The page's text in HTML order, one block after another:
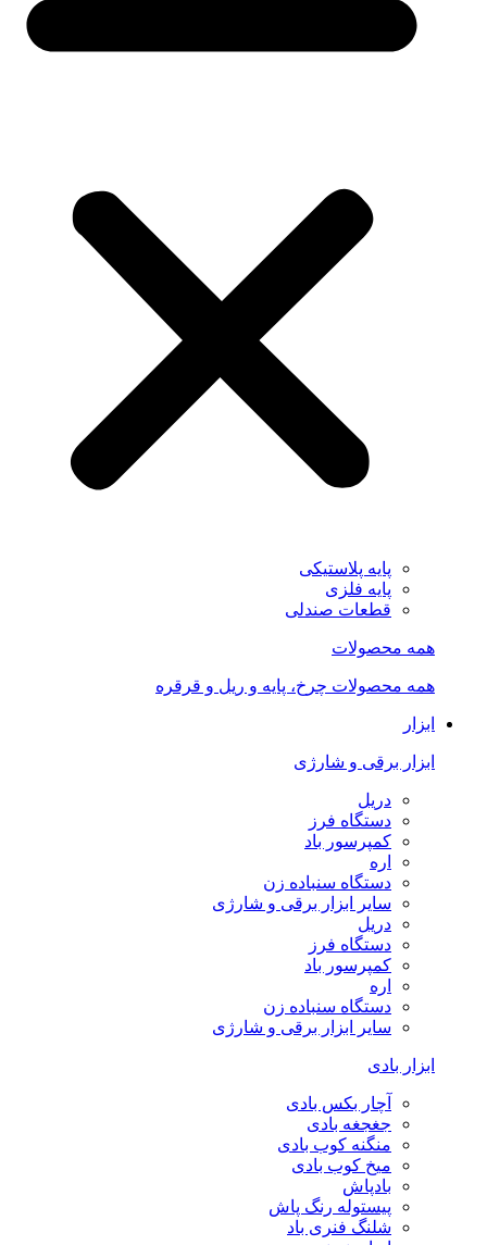
پایه پلاستیکی
پایه فلزی
قطعات صندلی
همه محصولات
همه محصولات چرخ، پایه و ریل و قرقره
ابزار
ابزار برقی و شارژی
دریل
دستگاه فرز
کمپرسور باد
اره
دستگاه سنباده زن
سایر ابزار برقی و شارژی
دریل
دستگاه فرز
کمپرسور باد
اره
دستگاه سنباده زن
سایر ابزار برقی و شارژی
ابزار بادی
آچار بکس بادی
جغجغه بادی
منگنه کوب بادی
میخ کوب بادی
بادپاش
پیستوله رنگ پاش
شلنگ فنری باد